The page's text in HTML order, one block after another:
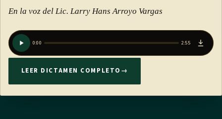
En la voz del Lic. Larry Hans Arroyo Vargas
0:00 2:55
LEER DICTAMEN COMPLETO →